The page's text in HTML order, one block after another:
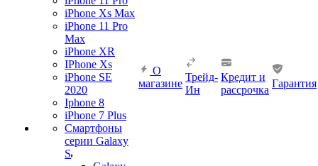
iPhone Xs Max
iPhone 11 Pro
Max
iPhone XR
IPhone Xs
iPhone SE
2020
Iphone 8
iPhone 7 Plus
Смартфоны
серии Galaxy
S
О
магазине
Трейд-
Ин
Кредит и
рассрочка
Гарантия